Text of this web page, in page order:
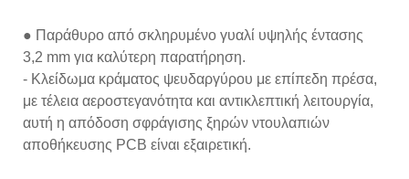
● Παράθυρο από σκληρυμένο γυαλί υψηλής έντασης
3,2 mm για καλύτερη παρατήρηση.
- Κλείδωμα κράματος ψευδαργύρου με επίπεδη πρέσα,
με τέλεια αεροστεγανότητα και αντικλεπτική λειτουργία,
αυτή η απόδοση σφράγισης ξηρών ντουλαπιών
αποθήκευσης PCB είναι εξαιρετική.